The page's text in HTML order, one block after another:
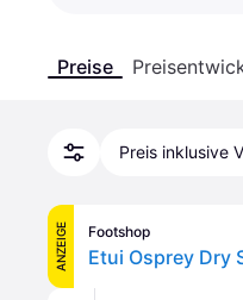
Preise
Preis inklusive
ANZEIGE Footshop
Etui Osprey Dry